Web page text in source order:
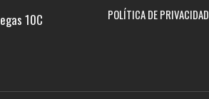
10C
POLÍTICA DE PRIVACIDAD